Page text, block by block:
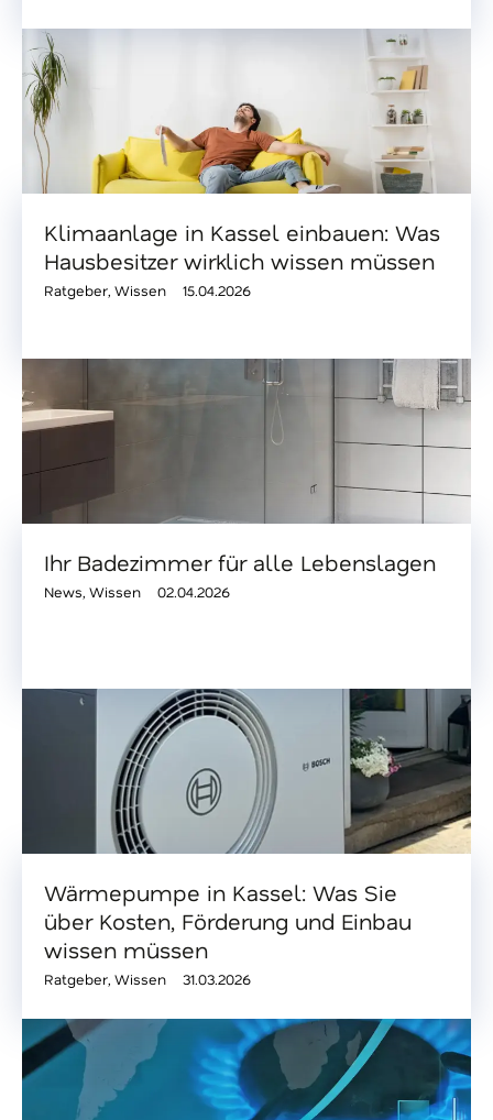
Klimaanlage in Kassel einbauen: Was
Hausbesitzer wirklich wissen müssen
Ratgeber, Wissen 15.04.2026
Ihr Badezimmer für alle Lebenslagen
News, Wissen 02.04.2026
Wärmepumpe in Kassel: Was Sie
über Kosten, Förderung und Einbau
wissen müssen
Ratgeber, Wissen 31.03.2026